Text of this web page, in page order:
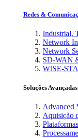
Redes &
Industrial,
Network
Network
SD-WAN
WISE-
Soluções
Advanced
Aquisição